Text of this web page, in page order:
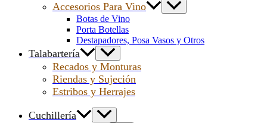
Accesorios Para Vino
Botas de Vino
Porta Botellas
Destapadores, Posa Vasos y Otros
Talabartería
Recados y Monturas
Riendas y Sujeción
Estribos y Herrajes
Cuchillería